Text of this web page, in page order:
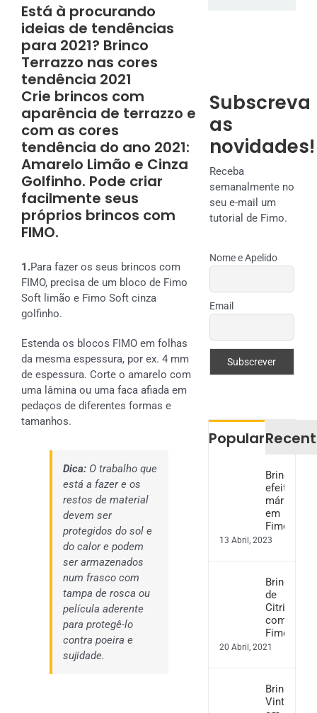
Está à procurando
ideias de tendências
para 2021? Brinco
Terrazzo nas cores
tendência 2021
Crie brincos com
aparência de terrazzo e
com as cores
tendência do ano 2021:
Amarelo Limão e Cinza
Golfinho. Pode criar
facilmente seus
próprios brincos com
FIMO.
1.Para fazer os seus brincos com
FIMO, precisa de um bloco de Fimo
Soft limão e Fimo Soft cinza
golfinho.
Estenda os blocos FIMO em folhas
da mesma espessura, por ex. 4 mm
de espessura. Corte o amarelo com
uma lâmina ou uma faca afiada em
pedaços de diferentes formas e
tamanhos.
Dica: O trabalho que
está a fazer e os
restos de material
devem ser
protegidos do sol e
do calor e podem
ser armazenados
num frasco com
tampa de rosca ou
película aderente
para protegê-lo
contra poeira e
sujidade.
Subscreva
as
novidades!
Receba
semanalmente no
seu e-mail um
tutorial de Fimo.
Nome e Apelido
Email
Popular
Brincos
efeito
mármore
em
Fimo
13 Abril, 2023
Brincos
de
Citrinos
com
Fimo
20 Abril, 2021
Brincos
Vintage